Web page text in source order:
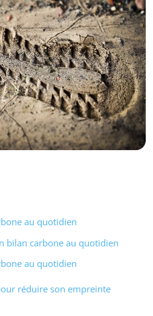
au quotidien
bilan carbone au quotidien
au quotidien
réduire son empreinte